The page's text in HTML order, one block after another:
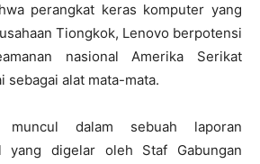
perangkat keras komputer yang
Tiongkok, Lenovo berpotensi
nasional Amerika Serikat
sebagai alat mata-mata.
muncul dalam sebuah laporan
yang digelar oleh Staf Gabungan